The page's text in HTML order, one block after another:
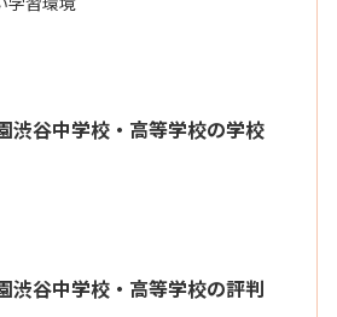
渋谷中学校・高等学校の学校
渋谷中学校・高等学校の評判